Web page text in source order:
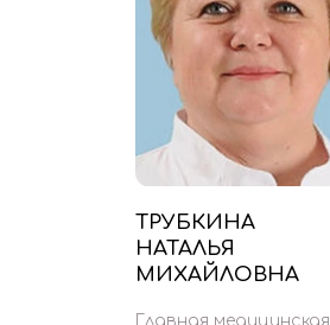
ТРУБКИНА
НАТАЛЬЯ
МИХАЙЛОВНА
Главная медицинская